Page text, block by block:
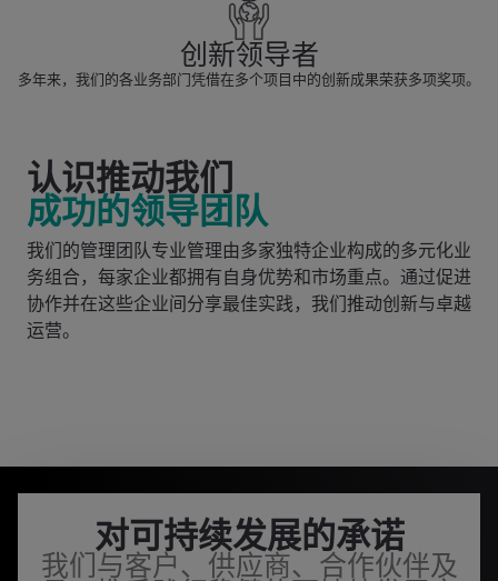
创新领导者
多年来，我们的各业务部门凭借在多个项目中的创新成果荣获多项奖项。
认识推动我们
成功的领导团队
我们的管理团队专业管理由多家独特企业构成的多元化业
务组合，每家企业都拥有自身优势和市场重点。通过促进
协作并在这些企业间分享最佳实践，我们推动创新与卓越
运营。
对可持续发展的承诺
我们与客户、供应商、合作伙伴及